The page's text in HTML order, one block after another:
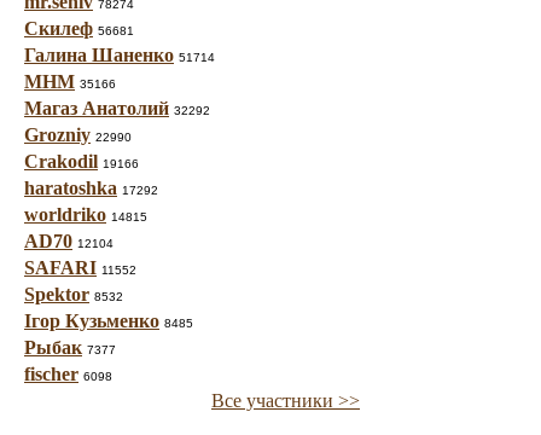
78274
Скилеф 56681
Галина Шаненко 51714
МНМ 35166
Магаз Анатолий 32292
Grozniy 22990
Crakodil 19166
haratoshka 17292
worldriko 14815
AD70 12104
SAFARI 11552
Spektor 8532
Ігор Кузьменко 8485
Рыбак 7377
fischer 6098
Все участники >>